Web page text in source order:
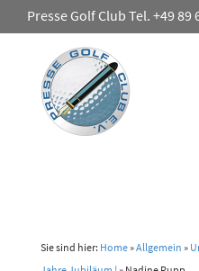
Presse Golf Club Tel. +49 89
Sie sind hier: Home»Allgemein »